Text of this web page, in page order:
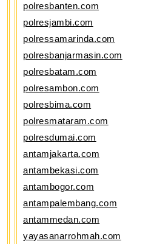
polresbanten.com
polresjambi.com
polressamarinda.com
polresbanjarmasin.com
polresbatam.com
polresambon.com
polresbima.com
polresmataram.com
polresdumai.com
antamjakarta.com
antambekasi.com
antambogor.com
antampalembang.com
antammedan.com
yayasanarrohmah.com